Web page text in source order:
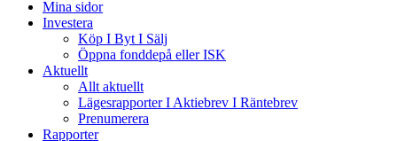
Mina sidor
Investera
Köp I Byt I Sälj
Öppna fonddepå eller ISK
Aktuellt
Allt aktuellt
Lägesrapporter I Aktiebrev I Räntebrev
Prenumerera
Rapporter